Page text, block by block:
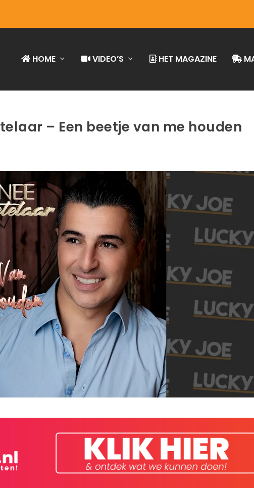
HOME VIDEO’S HET MAGAZINE
– Een beetje van me houden